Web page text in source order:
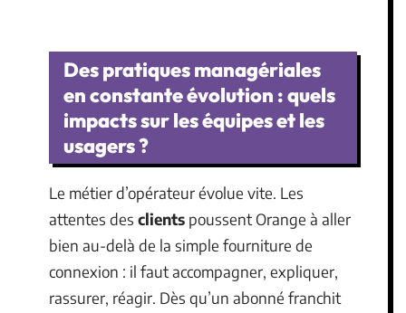
Des pratiques managériales
en constante évolution : quels
impacts sur les équipes et les
usagers ?
Le métier d’opérateur évolue vite. Les
attentes des clients poussent Orange à aller
bien au-delà de la simple fourniture de
connexion : il faut accompagner, expliquer,
rassurer, réagir. Dès qu’un abonné franchit